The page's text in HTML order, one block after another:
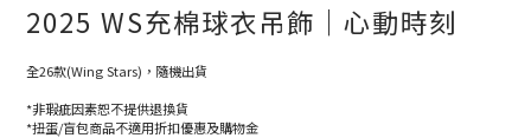
2025 WS充棉球衣吊飾｜心動時刻
全26款(Wing Stars)，隨機出貨
*非瑕疵因素恕不提供退換貨
*扭蛋/盲包商品不適用折扣優惠及購物金